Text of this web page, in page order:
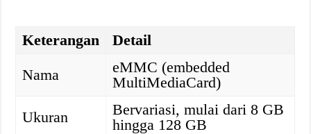
Keterangan
Detail
Nama
eMMC (embedded
MultiMediaCard)
Ukuran
Bervariasi, mulai dari 8 GB
hingga 128 GB